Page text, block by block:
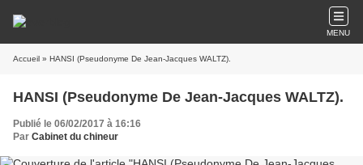
MENU
Accueil » HANSI (Pseudonyme De Jean-Jacques WALTZ).
HANSI (Pseudonyme De Jean-Jacques WALTZ).
Publié le 06/02/2017 à 16:16
Par Cabinet du chineur